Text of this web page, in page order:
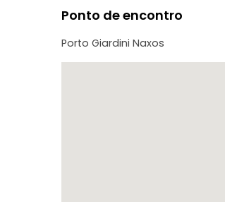
Ponto de encontro
Porto Giardini Naxos